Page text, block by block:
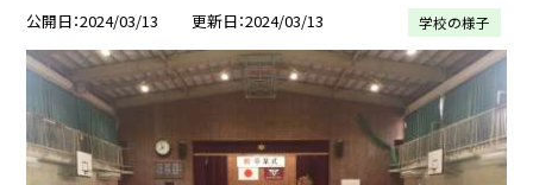
公開日 2024/03/13 更新日 2024/03/13 学校の様子